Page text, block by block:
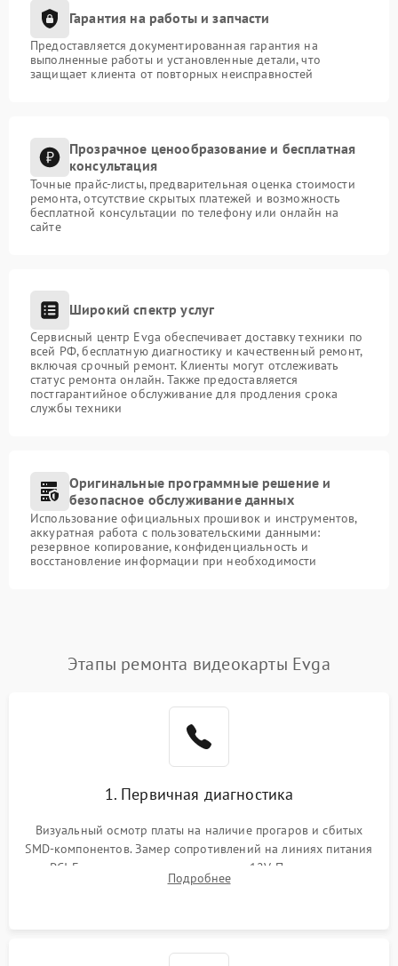
Гарантия на работы и запчасти
Предоставляется документированная гарантия на
выполненные работы и установленные детали, что
защищает клиента от повторных неисправностей
Прозрачное ценообразование и бесплатная
консультация
Точные прайс-листы, предварительная оценка стоимости
ремонта, отсутствие скрытых платежей и возможность
бесплатной консультации по телефону или онлайн на
сайте
Широкий спектр услуг
Сервисный центр Evga обеспечивает доставку техники по
всей РФ, бесплатную диагностику и качественный ремонт,
включая срочный ремонт. Клиенты могут отслеживать
статус ремонта онлайн. Также предоставляется
постгарантийное обслуживание для продления срока
службы техники
Оригинальные программные решение и
безопасное обслуживание данных
Использование официальных прошивок и инструментов,
аккуратная работа с пользовательскими данными:
резервное копирование, конфиденциальность и
восстановление информации при необходимости
Этапы ремонта видеокарты Evga
1. Первичная диагностика
Визуальный осмотр платы на наличие прогаров и сбитых
SMD-компонентов. Замер сопротивлений на линиях питания
PCI-E и дополнительных разъемах 12V. Проверка на
короткое замыкание основных дросселей питания GPU и
Подробнее